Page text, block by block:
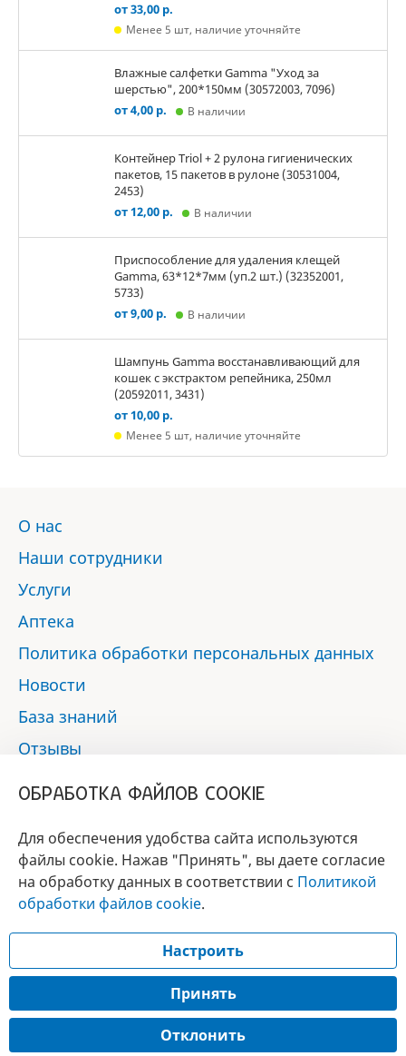
от 33,00 р.
Менее 5 шт, наличие уточняйте
Влажные салфетки Gamma "Уход за
шерстью", 200*150мм (30572003, 7096)
от 4,00 р.
В наличии
Контейнер Triol + 2 рулона гигиенических
пакетов, 15 пакетов в рулоне (30531004,
2453)
от 12,00 р.
В наличии
Приспособление для удаления клещей
Gamma, 63*12*7мм (уп.2 шт.) (32352001,
5733)
от 9,00 р.
В наличии
Шампунь Gamma восстанавливающий для
кошек с экстрактом репейника, 250мл
(20592011, 3431)
от 10,00 р.
Менее 5 шт, наличие уточняйте
О нас
Наши сотрудники
Услуги
Аптека
Политика обработки персональных данных
Новости
База знаний
Отзывы
БРЕНД
ГОДА 2017 - 2019
© 2017 - 2026 «Альфа-вет»
Разработка сайта —
Информация, представленная на сайте, носит справочный характер и не
является публичной офертой.
ОБРАБОТКА ФАЙЛОВ COOKIE
Для обеспечения удобства сайта используются
файлы cookie. Нажав "Принять", вы даете согласие
на обработку данных в соответствии с Политикой
обработки файлов cookie.
Настроить
Принять
Отклонить